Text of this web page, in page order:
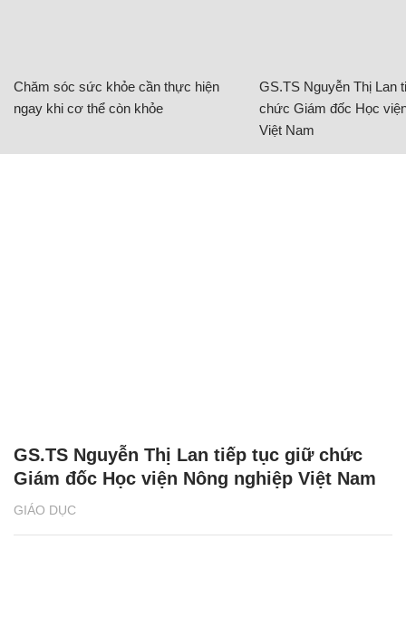
Chăm sóc sức khỏe cần thực hiện
ngay khi cơ thể còn khỏe
GS.TS Nguyễn Thị Lan
chức Giám đốc Học
Việt Nam
GIÁO DỤC
GS.TS Nguyễn Thị Lan tiếp tục giữ chức
Giám đốc Học viện Nông nghiệp Việt Nam